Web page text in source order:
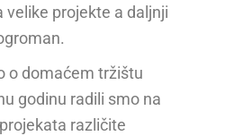
velike projekte a daljnji
o domaćem tržištu
godinu radili smo na
različite